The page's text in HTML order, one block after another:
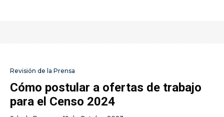
Revisión de la Prensa
Cómo postular a ofertas de trabajo
para el Censo 2024